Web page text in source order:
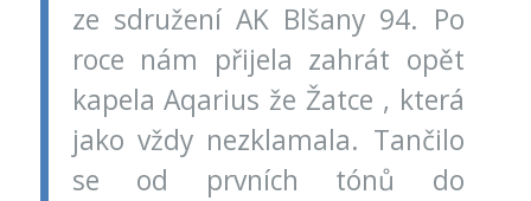
ze sdružení AK Blšany 94. Po
roce nám přijela zahrát opět
kapela Aqarius že Žatce , která
jako vždy nezklamala. Tančilo
se od prvních tónů do